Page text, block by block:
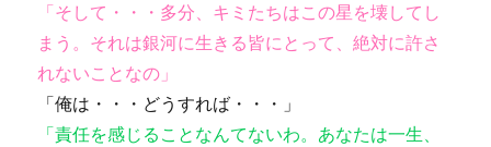
「そして・・・多分、キミたちはこの星を壊してし
まう。それは銀河に生きる皆にとって、絶対に許さ
れないことなの」
「俺は・・・どうすれば・・・」
「責任を感じることなんてないわ。あなたは一生、